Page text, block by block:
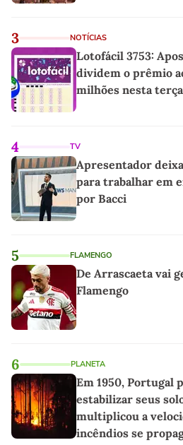
3 NOTÍCIAS
Lotofácil 3753:
dividem o prêmio
milhões nesta
4 TV
Apresentador
para trabalhar em
por Bacci
5 FLAMENGO
De Arrascaeta vai
Flamengo
6 PLANETA
Em 1950, Portugal
estabilizar seus
multiplicou a
incêndios se